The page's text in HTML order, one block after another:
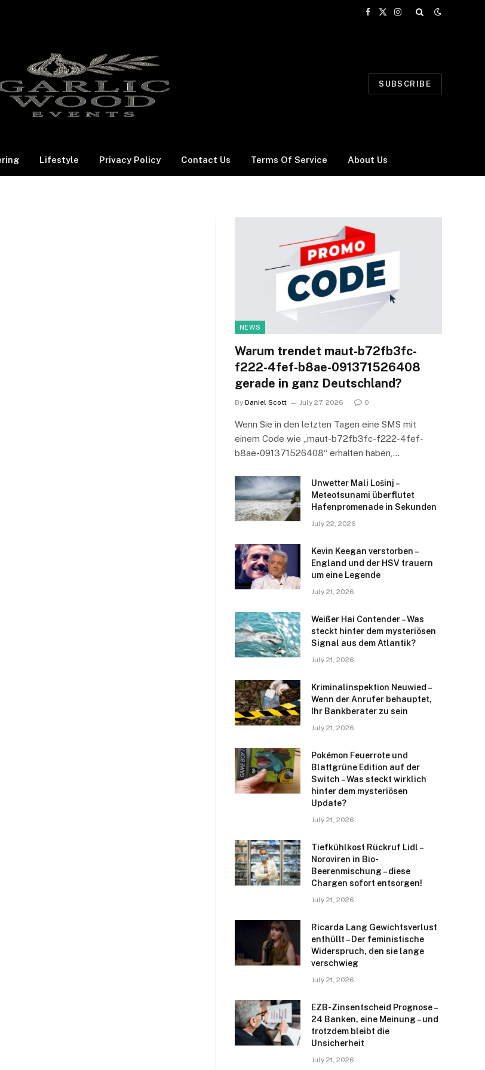
Facebook
X
Instagram
SUBSCRIBE
Lifestyle Privacy Policy Contact Us Terms Of Service About Us
NEWS
Warum trendet maut-b72fb3fc-
f222-4fef-b8ae-091371526408
gerade in ganz Deutschland?
By Daniel Scott July 27, 2026 0
Wenn Sie in den letzten Tagen eine SMS mit
einem Code wie „maut-b72fb3fc-f222-4fef-
b8ae-091371526408“ erhalten haben,…
Unwetter Mali Lošinj –
Meteotsunami überflutet
Hafenpromenade in Sekunden
July 22, 2026
Kevin Keegan verstorben –
England und der HSV trauern
um eine Legende
July 21, 2026
Weißer Hai Contender – Was
steckt hinter dem mysteriösen
Signal aus dem Atlantik?
July 21, 2026
Kriminalinspektion Neuwied –
Wenn der Anrufer behauptet,
Ihr Bankberater zu sein
July 21, 2026
Pokémon Feuerrote und
Blattgrüne Edition auf der
Switch – Was steckt wirklich
hinter dem mysteriösen
Update?
July 21, 2026
Tiefkühlkost Rückruf Lidl –
Noroviren in Bio-
Beerenmischung – diese
Chargen sofort entsorgen!
July 21, 2026
Ricarda Lang Gewichtsverlust
enthüllt – Der feministische
Widerspruch, den sie lange
verschwieg
July 21, 2026
EZB-Zinsentscheid Prognose –
24 Banken, eine Meinung – und
trotzdem bleibt die
Unsicherheit
July 21, 2026